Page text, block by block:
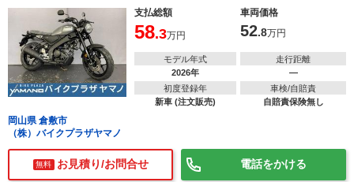
支払総額
車両価格
58.3万円 52.8万円
モデル年式
2026年
走行距離
―
初度登録年
新車 (注文販売)
車検/自賠責
自賠責保険無し
岡山県 倉敷市
（株）バイクプラザヤマノ
無料 お見積り/お問合せ 電話をかける